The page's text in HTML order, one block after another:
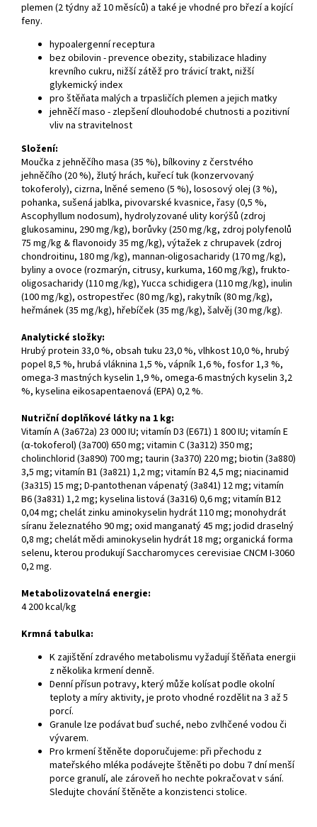
plemen (2 týdny až 10 měsíců) a také je vhodné pro březí a kojící
feny.
hypoalergenní receptura
bez obilovin - prevence obezity, stabilizace hladiny
krevního cukru, nižší zátěž pro trávicí trakt, nižší
glykemický index
pro štěňata malých a trpasličích plemen a jejich matky
jehněčí maso - zlepšení dlouhodobé chutnosti a pozitivní
vliv na stravitelnost
Složení:
Moučka z jehněčího masa (35 %), bílkoviny z čerstvého
jehněčího (20 %), žlutý hrách, kuřecí tuk (konzervovaný
tokoferoly), cizrna, lněné semeno (5 %), lososový olej (3 %),
pohanka, sušená jablka, pivovarské kvasnice, řasy (0,5 %,
Ascophyllum nodosum), hydrolyzované ulity korýšů (zdroj
glukosaminu, 290 mg/kg), borůvky (250 mg/kg, zdroj polyfenolů
75 mg/kg & flavonoidy 35 mg/kg), výtažek z chrupavek (zdroj
chondroitinu, 180 mg/kg), mannan-oligosacharidy (170 mg/kg),
byliny a ovoce (rozmarýn, citrusy, kurkuma, 160 mg/kg), frukto-
oligosacharidy (110 mg/kg), Yucca schidigera (110 mg/kg), inulin
(100 mg/kg), ostropestřec (80 mg/kg), rakytník (80 mg/kg),
heřmánek (35 mg/kg), hřebíček (35 mg/kg), šalvěj (30 mg/kg).
Analytické složky:
Hrubý protein 33,0 %, obsah tuku 23,0 %, vlhkost 10,0 %, hrubý
popel 8,5 %, hrubá vláknina 1,5 %, vápník 1,6 %, fosfor 1,3 %,
omega-3 mastných kyselin 1,9 %, omega-6 mastných kyselin 3,2
%, kyselina eikosapentaenová (EPA) 0,2 %.
Nutriční doplňkové látky na 1 kg:
Vitamín A (3a672a) 23 000 IU; vitamín D3 (E671) 1 800 IU; vitamín E
(α-tokoferol) (3a700) 650 mg; vitamin C (3a312) 350 mg;
cholinchlorid (3a890) 700 mg; taurin (3a370) 220 mg; biotin (3a880)
3,5 mg; vitamín B1 (3a821) 1,2 mg; vitamín B2 4,5 mg; niacinamid
(3a315) 15 mg; D-pantothenan vápenatý (3a841) 12 mg; vitamín
B6 (3a831) 1,2 mg; kyselina listová (3a316) 0,6 mg; vitamín B12
0,04 mg; chelát zinku aminokyselin hydrát 110 mg; monohydrát
síranu železnatého 90 mg; oxid manganatý 45 mg; jodid draselný
0,8 mg; chelát mědi aminokyselin hydrát 18 mg; organická forma
selenu, kterou produkují Saccharomyces cerevisiae CNCM I-3060
0,2 mg.
Metabolizovatelná energie:
4 200 kcal/kg
Krmná tabulka:
K zajištění zdravého metabolismu vyžadují štěňata energii
z několika krmení denně.
Denní přísun potravy, který může kolísat podle okolní
teploty a míry aktivity, je proto vhodné rozdělit na 3 až 5
porcí.
Granule lze podávat buď suché, nebo zvlhčené vodou či
vývarem.
Pro krmení štěněte doporučujeme: při přechodu z
mateřského mléka podávejte štěněti po dobu 7 dní menší
porce granulí, ale zároveň ho nechte pokračovat v sání.
Sledujte chování štěněte a konzistenci stolice.